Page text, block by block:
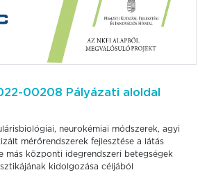
00208 Pályázati aloldal
neurokémiai módszerek, agyi
mérőrendszerek fejlesztése a látás
más központi idegrendszeri betegségek
kidolgozása céljából